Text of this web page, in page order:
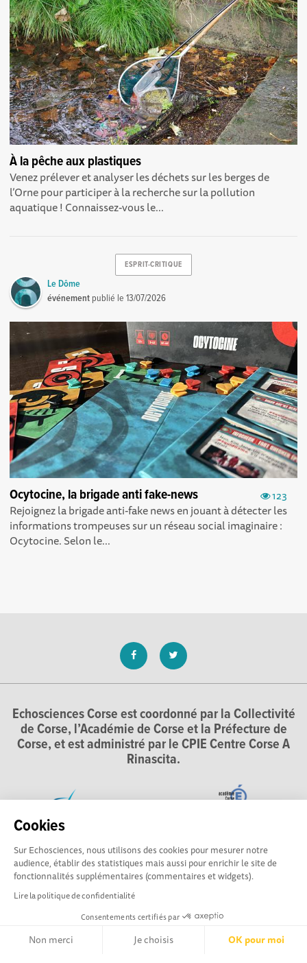
Cookies
Sur Echosciences, nous utilisons des cookies pour mesurer notre
audience, établir des statistiques mais aussi pour enrichir le site de
fonctionnalités supplémentaires (commentaires et widgets).
Lire la politique de confidentialité
Consentements certifiés par
Non merci Je choisis OK pour moi
À la pêche aux plastiques
Venez prélever et analyser les déchets sur les berges de
l’Orne pour participer à la recherche sur la pollution
aquatique ! Connaissez-vous le...
ESPRIT-CRITIQUE
Le Dôme
événement publié le13/07/2026
123
Ocytocine, la brigade anti fake-news
Rejoignez la brigade anti-fake news en jouant à détecter les
informations trompeuses sur un réseau social imaginaire :
Ocytocine. Selon le...
Echosciences Corse est coordonné par la Collectivité
de Corse, l’Académie de Corse et la Préfecture de
Corse, et est administré par le CPIE Centre Corse A
Rinascita.
Explorer, s’exprimer, rentrer en contact : Echosciences